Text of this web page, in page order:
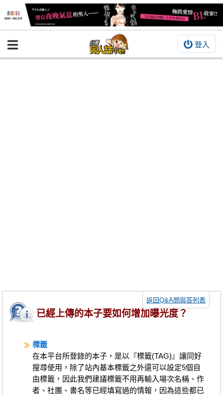
登入
BOOKY書集倉庫
繪圖藝廊
交流中心
會員功能選單
會員中心
註冊會員
已經上傳的本子要如何增加曝光度？
返回Q&A問與答列表
標籤
在本平台所登錄的本子，是以『標籤(TAG)』讓同好
搜尋使用，除了站內基本標籤之外還可以設定5個自
由標籤，因此我們建議標籤不用再輸入場次名稱、作
者、社團、書名等已經填寫過的情報，因為這些都已